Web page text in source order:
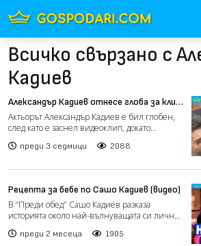
Всичко свързано с
Кадиев
Александър Кадиев отнесе глоба за клип,
заснет по време на шофиране (видео)
Актьорът Александър Кадиев е бил глобен,
след като е заснел видеоклип, докато
преди 3 седмици 2088
Рецепта за бебе по Сашо Кадиев (видео)
В "Преди обед" Сашо Кадиев разказа
историята около най-вълнуващата си лична
преди 2 месеца 1905